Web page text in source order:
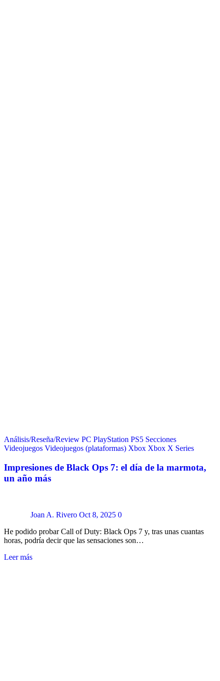
Análisis/Reseña/Review PC PlayStation PS5 Secciones
Videojuegos Videojuegos (plataformas) Xbox Xbox X Series
Impresiones de Black Ops 7: el día de la marmota,
un año más
Joan A. Rivero Oct 8, 2025 0
He podido probar Call of Duty: Black Ops 7 y, tras unas cuantas
horas, podría decir que las sensaciones son…
Leer más